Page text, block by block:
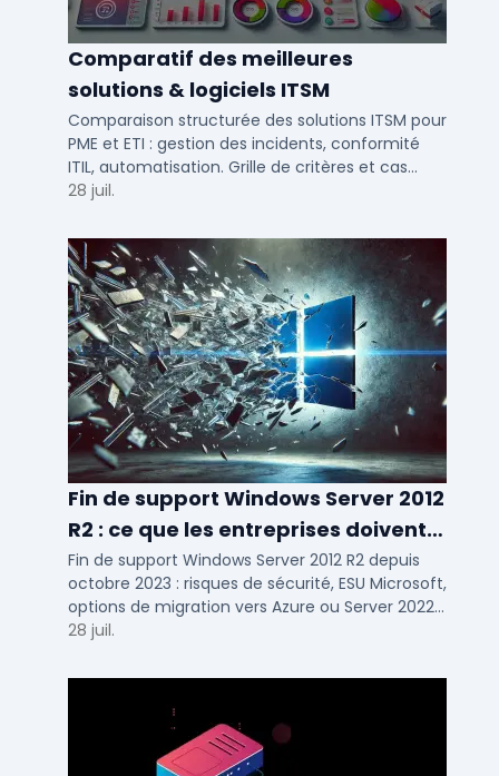
Comparatif des meilleures
solutions & logiciels ITSM
Comparaison structurée des solutions ITSM pour
PME et ETI : gestion des incidents, conformité
ITIL, automatisation. Grille de critères et cas
d'usage par taille d'entreprise.
28 juil.
Fin de support Windows Server 2012
R2 : ce que les entreprises doivent
savoir
Fin de support Windows Server 2012 R2 depuis
octobre 2023 : risques de sécurité, ESU Microsoft,
options de migration vers Azure ou Server 2022
pour TPE, PME et ETI.
28 juil.